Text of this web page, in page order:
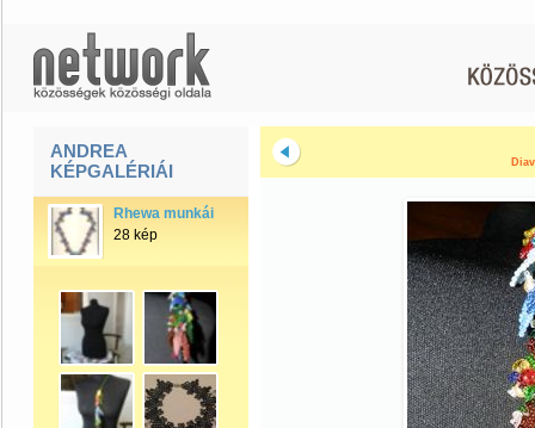
ANDREA
KÉPGALÉRIÁI
Rhewa munkái
28 kép